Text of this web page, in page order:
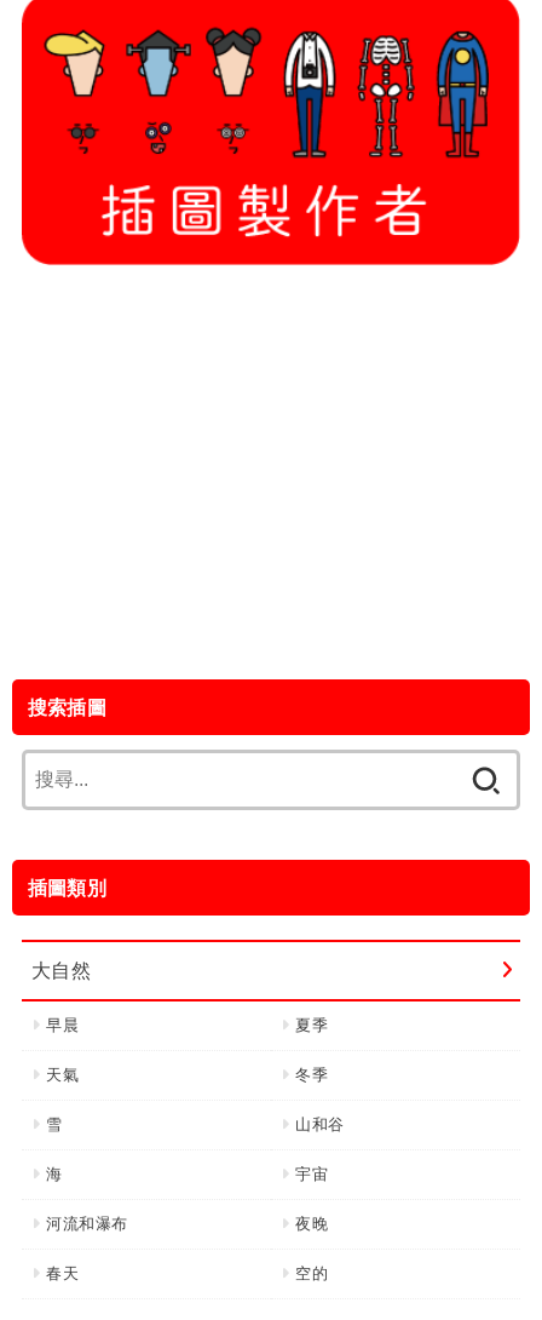
搜索插圖
尋
字:
插圖類別
大自然
早晨 夏季
天氣 冬季
雪 山和谷
海 宇宙
河流和瀑布 夜晚
春天 空的